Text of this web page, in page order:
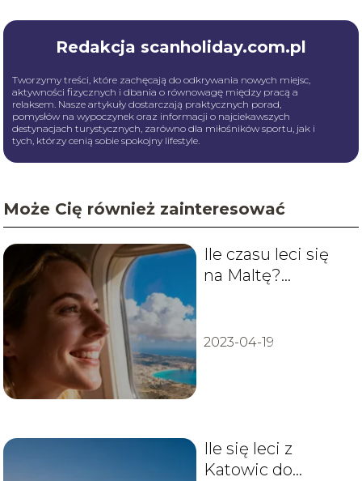
Redakcja scanholiday.com.pl
Tworzymy treści, które zachęcają do odkrywania nowych miejsc,
aktywności fizycznych i dbania o równowagę między pracą a
relaksem. Nasze artykuły dostarczają praktycznych porad,
pomysłów na wypoczynek oraz informacji o najciekawszych
destynacjach turystycznych, zarówno dla miłośników sportu, jak i
tych, którzy cenią sobie spokojny lifestyle.
Może Cię również zainteresować
Ile czasu leci się
na Maltę?
2023-04-19
Ile się leci z
Katowic do